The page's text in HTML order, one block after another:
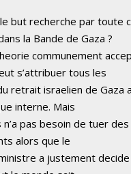
but recherche par toute
la Bande de Gaza ?
communement
s’attribuer tous les
retrait israelien de Gaza
interne. Mais
n’a pas besoin de tuer
alors que le
a justement decide